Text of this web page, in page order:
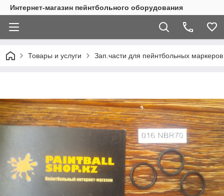
Интернет-магазин пейнтбольного оборудования
Товары и услуги Зап.части для пейнтбольных маркеров